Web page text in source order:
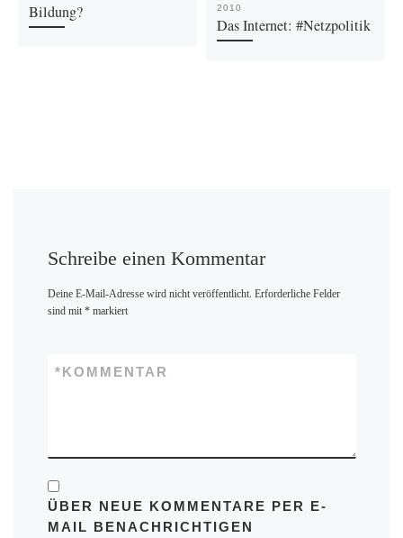
Bildung?
2010
Das Internet: #Netzpolitik
Schreibe einen Kommentar
Deine E-Mail-Adresse wird nicht veröffentlicht. Erforderliche Felder
sind mit *markiert
KOMMENTAR
*
ÜBER NEUE KOMMENTARE PER E-
MAIL BENACHRICHTIGEN